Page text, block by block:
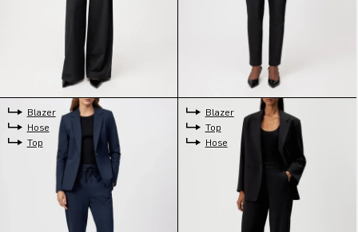
Blazer
Hose
Top
Blazer
Top
Hose